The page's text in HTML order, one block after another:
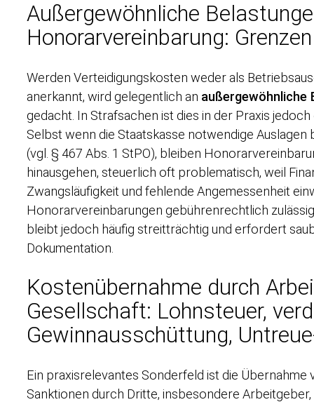
Außergewöhnliche
Honorarvereinbarung:
Werden Verteidigungskosten weder als
anerkannt, wird gelegentlich an außergewöhnliche
gedacht. In Strafsachen ist dies in der Praxis
Selbst wenn die Staatskasse notwendige
(vgl. § 467 Abs. 1 StPO), bleiben
hinausgehen, steuerlich oft problematisch, weil
Zwangsläufigkeit und fehlende Angemessenheit
Honorarvereinbarungen gebührenrechtlich
bleibt jedoch häufig streitträchtig und erfordert
Dokumentation.
Kostenübernahme durch
Gesellschaft: Lohnsteuer,
Gewinnausschüttung,
Ein praxisrelevantes Sonderfeld ist die
Sanktionen durch Dritte, insbesondere